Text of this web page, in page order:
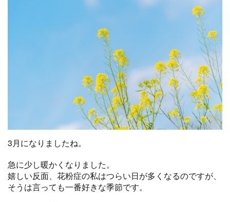
3月になりましたね。
急に少し暖かくなりました。
嬉しい反面、花粉症の私はつらい日が多くなるのですが、
そうは言っても一番好きな季節です。